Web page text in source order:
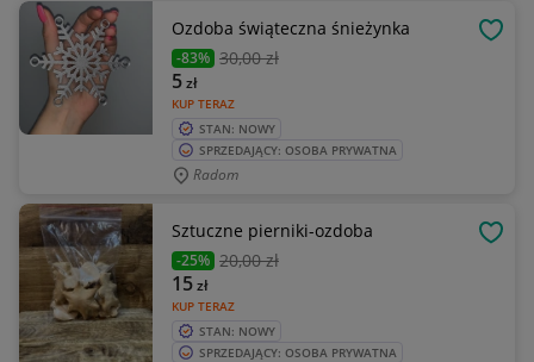
Ozdoba świąteczna śnieżynka
-83% 30,00 zł
KUP TERAZ
5zł
STAN: NOWY
SPRZEDAJĄCY: OSOBA PRYWATNA
Radom
Sztuczne pierniki-ozdoba
-25% 20,00 zł
KUP TERAZ
15zł
STAN: NOWY
SPRZEDAJĄCY: OSOBA PRYWATNA